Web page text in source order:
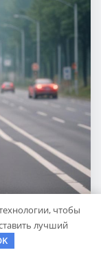
чтобы
лучший